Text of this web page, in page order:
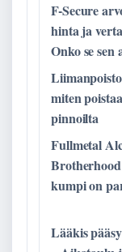
F-Secure
hinta ja
Onko se sen
miten
pinnoilta
Fullmetal
kumpi on
Lääkis